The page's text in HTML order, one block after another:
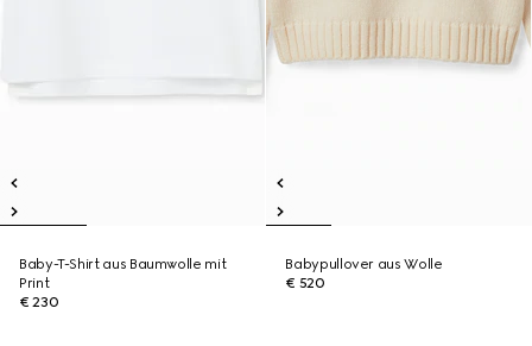
Baby-T-Shirt aus Baumwolle mit
Print
€ 230
Babypullover aus Wolle
€ 520